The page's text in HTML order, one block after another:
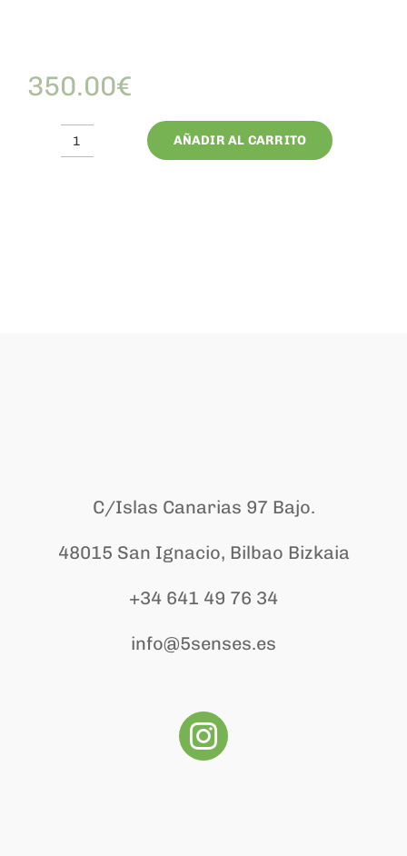
350.00€
15.Reflexología
AÑADIR AL CARRITO
C/Islas Canarias 97 Bajo.
48015 San Ignacio, Bilbao Bizkaia
+34 641 49 76 34
info@5senses.es